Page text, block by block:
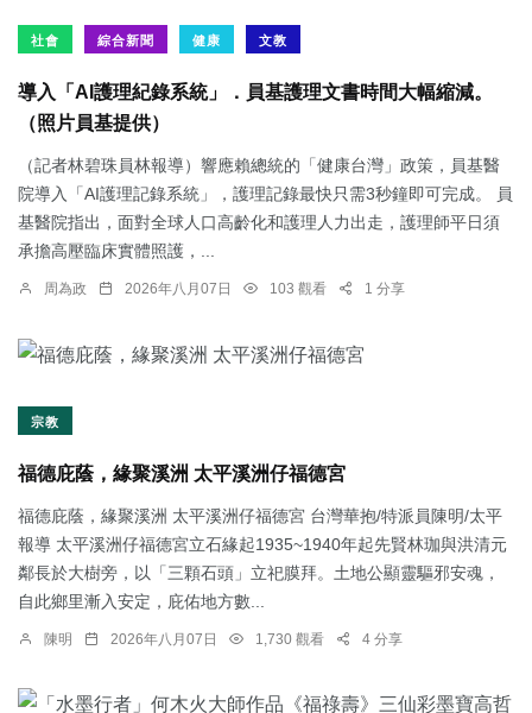
社會 綜合新聞 健康 文教
導入「AI護理紀錄系統」．員基護理文書時間大幅縮減。
（照片員基提供）
（記者林碧珠員林報導）響應賴總統的「健康台灣」政策，員基醫
院導入「AI護理記錄系統」，護理記錄最快只需3秒鐘即可完成。 員
基醫院指出，面對全球人口高齡化和護理人力出走，護理師平日須
承擔高壓臨床實體照護，...
周為政 2026年八月07日 103 觀看 1 分享
宗教
福德庇蔭，緣聚溪洲 太平溪洲仔福德宮
福德庇蔭，緣聚溪洲 太平溪洲仔福德宮 台灣華抱/特派員陳明/太平
報導 太平溪洲仔福德宮立石緣起1935~1940年起先賢林珈與洪清元
鄰長於大樹旁，以「三顆石頭」立祀膜拜。土地公顯靈驅邪安魂，
自此鄉里漸入安定，庇佑地方數...
陳明 2026年八月07日 1,730 觀看 4 分享